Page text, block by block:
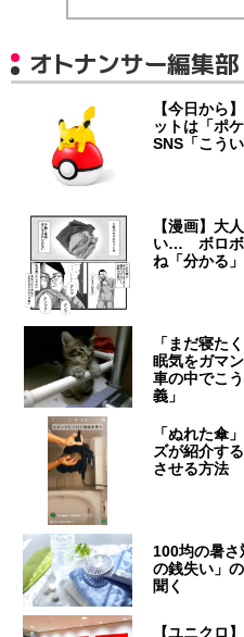
オトナンサー編集
【今日から
ットは「ポ
SNS「こう
【漫画】大
い… ボロボ
ね「分かる
「まだ寝た
眠気をガマ
車の中でこ
義」
「ぬれた傘
ズが紹介す
させる方法
100均の暑
の銭失い」
聞く
【ユニクロ